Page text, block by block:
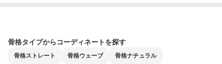
骨格タイプからコーディネートを探す
骨格ストレート 骨格ウェーブ 骨格ナチュラル